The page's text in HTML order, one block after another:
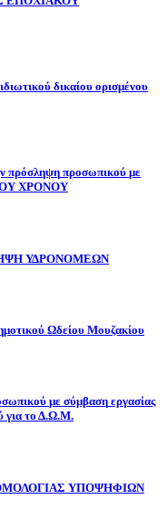
ιδιωτικού δικαίου ορισμένου
πρόσληψη προσωπικού με
ΧΡΟΝΟΥ
ΥΔΡΟΝΟΜΕΩΝ
Ωδείου Μουζακίου
µε σύμβαση εργασίας
για το Δ.Ω.Μ.
ΥΠΟΨΗΦΙΩΝ